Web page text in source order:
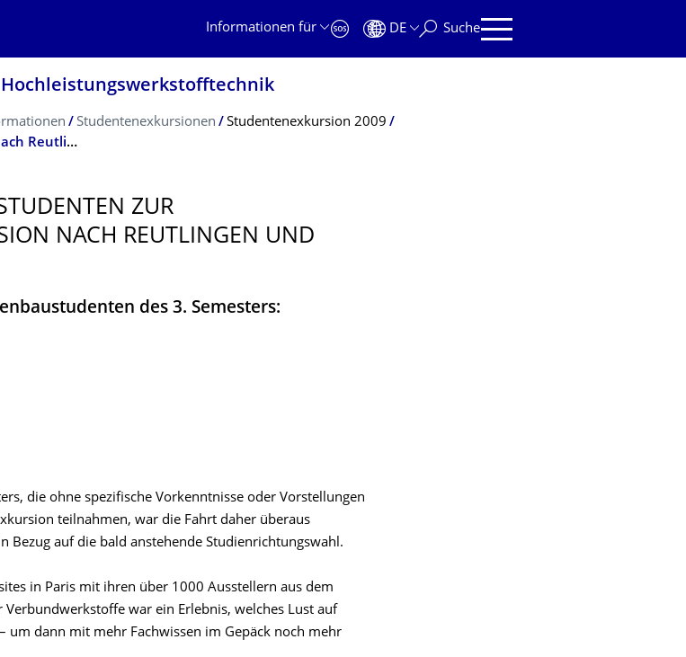
Informationen für
DE Suche
Studentenexkursionen
Studentenexkursion 2009
Statements von Studenten zur Studentenexkursion nach Reutlingen und Paris 2009
ZUR
NACH REUTLINGEN UND
des 3. Semesters:
die ohne spezifische Vorkenntnisse oder Vorstellungen
teilnahmen, war die Fahrt daher überaus
Bezug auf die bald anstehende Studienrichtungswahl.
in Paris mit ihren über 1000 Ausstellern aus dem
war ein Erlebnis, welches Lust auf
um dann mit mehr Fachwissen im Gepäck noch mehr